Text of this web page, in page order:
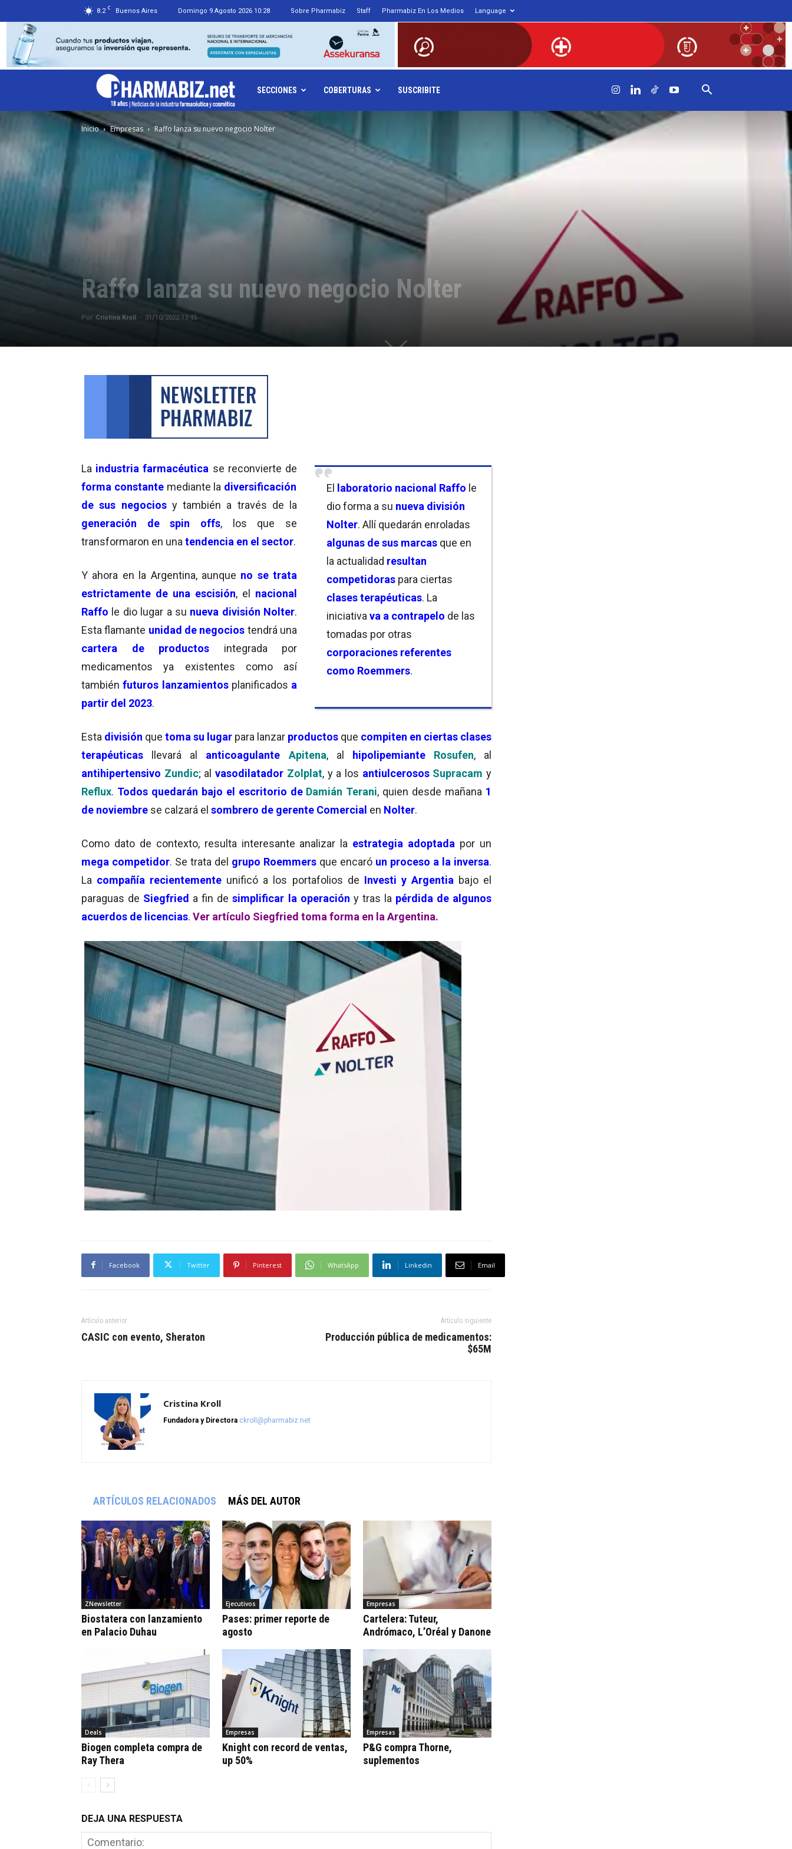
8.2 C Buenos Aires Domingo 9 Agosto 2026 10:28 Sobre Pharmabiz Staff Pharmabiz En Los Medios Language
Pharmabiz.NET
SECCIONES COBERTURAS SUSCRIBITE
Inicio Empresas Raffo lanza su nuevo negocio Nolter
Raffo lanza su nuevo negocio Nolter
Por Cristina Kroll - 31/10/2022 13:45
El laboratorio nacional Raffo le
dio forma a su nueva división
Nolter. Allí quedarán enroladas
algunas de sus marcas que en
la actualidad resultan
competidoras para ciertas
clases terapéuticas. La
iniciativa va a contrapelo de las
tomadas por otras
corporaciones referentes
como Roemmers.
La industria farmacéutica se reconvierte de
forma constante mediante la diversificación
de sus negocios y también a través de la
generación de
spin offs, los que se
transformaron en una tendencia en el sector.
Y ahora en la Argentina, aunque no se trata
estrictamente de una escisión, el nacional
Raffo le dio lugar a su nueva división Nolter.
Esta flamante unidad de negocios tendrá una
cartera de
productos integrada por
medicamentos ya existentes como así
también futuros lanzamientosplanificados a
partir del 2023.
Esta división que toma su lugar para lanzar productos que compiten en ciertas clases
terapéuticas llevará al anticoagulante Apitena, al hipolipemiante Rosufen, al
antihipertensivo Zundic; alvasodilatador Zolplat, y a los antiulcerosos Supracam y
Reflux. Todos quedarán bajo el escritorio de Damián Terani, quien desde mañana 1
de noviembre se calzará el sombrero de gerente Comercial en Nolter.
Como dato de contexto, resulta interesante analizar la estrategia adoptada por un
mega competidor. Se trata del grupo Roemmers que encaró un proceso a la inversa.
La compañía recientemente unificó a los portafolios de Investi y Argentia bajo el
paraguas de Siegfried a fin desimplificar la operación y tras la pérdida de algunos
acuerdos de licencias. Ver artículo Siegfried toma forma en la Argentina.
Facebook Twitter Pinterest WhatsApp Linkedin Email
Artículo anterior
CASIC con evento, Sheraton
Artículo siguiente
Producción pública de medicamentos:
$65M
Cristina Kroll
Fundadora y Directora ckroll@pharmabiz.net
ARTÍCULOS RELACIONADOS MÁS DEL AUTOR
ZNewsletter
Biostatera con lanzamiento
en Palacio Duhau
Ejecutivos
Pases: primer reporte de
agosto
Empresas
Cartelera: Tuteur,
Andrómaco, L’Oréal y Danone
Deals
Biogen completa compra de
Ray Thera
Empresas
Knight con record de ventas,
up 50%
Empresas
P&G compra Thorne,
suplementos
DEJA UNA RESPUESTA